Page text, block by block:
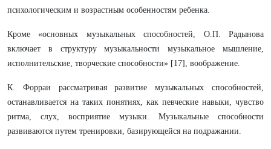
психологическим и возрастным особенностям ребенка.
Кроме «основных музыкальных способностей, О.П. Радынова
включает в структуру музыкальности музыкальное мышление,
исполнительские, творческие способности» [17], воображение.
К. Форраи рассматривая развитие музыкальных способностей,
останавливается на таких понятиях, как певческие навыки, чувство
ритма, слух, восприятие музыки. Музыкальные способности
развиваются путем тренировки, базирующейся на подражании.